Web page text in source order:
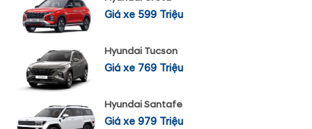
Giá xe 599 Triệu
Hyundai Tucson
Giá xe 769 Triệu
Hyundai Santafe
Giá xe 979 Triệu